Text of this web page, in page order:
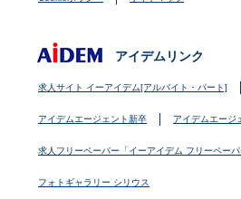
アイデムリンク
求人サイト イーアイデム[アルバイト・パート]
アイデムエージェント新卒 アイデムエージ
求人フリーペーパー「イーアイデム フリーペーパ
フォトギャラリー シリウス